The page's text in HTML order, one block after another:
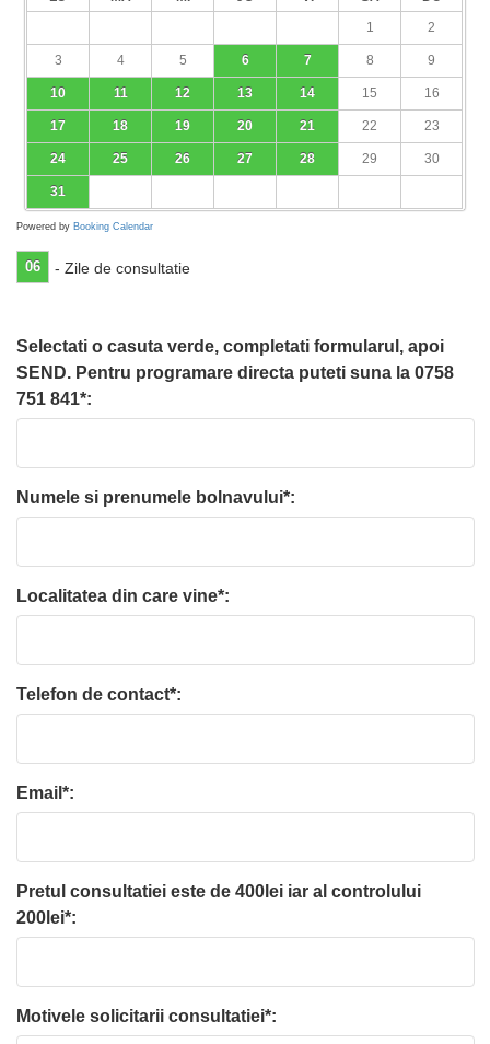
1
2
3 4 5 6 7 8 9
10 11 12 13 14 15 16
17 18 19 20 21 22 23
24 25 26 27 28 29 30
31
Powered by Booking Calendar
06 - Zile de consultatie
Selectati o casuta verde, completati formularul, apoi
SEND. Pentru programare directa puteti suna la 0758
751 841*:
Numele si prenumele bolnavului*:
Localitatea din care vine*:
Telefon de contact*:
Email*:
Pretul consultatiei este de 400lei iar al controlului
200lei*:
Motivele solicitarii consultatiei*: